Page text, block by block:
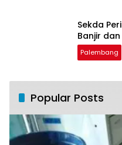
Sekda
Banjir
Palembang
Popular Posts